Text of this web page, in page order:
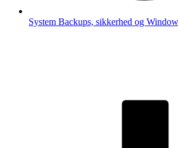
System Backups, sikkerhed og